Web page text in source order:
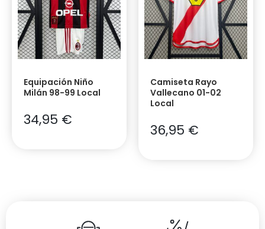
Equipación Niño
Milán 98-99 Local
34,95 €
Camiseta Rayo
Vallecano 01-02
Local
36,95 €